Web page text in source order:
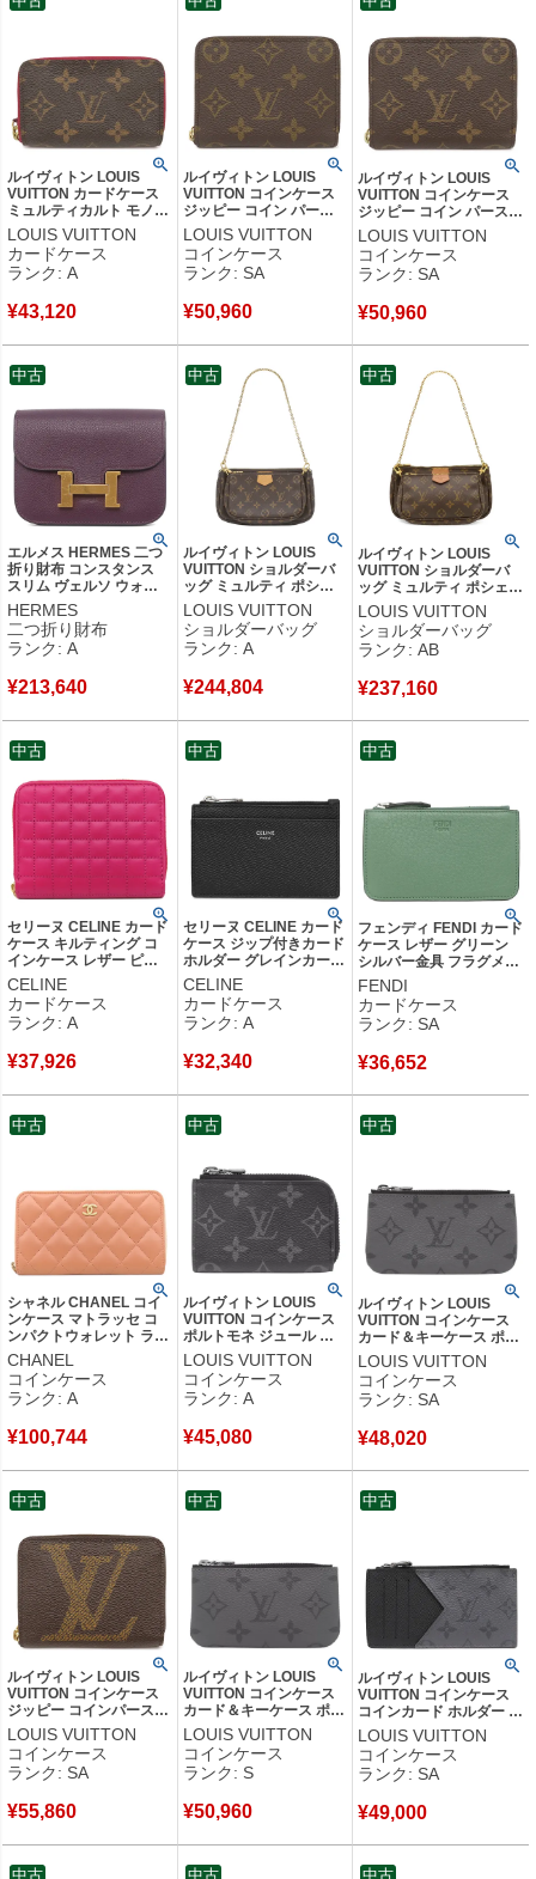
ルイヴィトン LOUIS
VUITTON カードケース
ミュルティカルト モノグ
ラムキャンバス フューシ
ャ ゴールド金具 茶 名刺
入れ コインケース
M61299 SP4145 【中
LOUIS VUITTON
カードケース
ランク: A
¥43,120
ルイヴィトン LOUIS
VUITTON コインケース
ジッピー コイン パース
モノグラムキャンバス モ
ノグラム ゴールド金具
小銭入れ コンパクト財布
M60067 RFID 【箱】
LOUIS VUITTON
コインケース
ランク: SA
¥50,960
ルイヴィトン LOUIS
VUITTON コインケース
ジッピー コイン パース
モノグラムキャンバス モ
ノグラム ゴールド金具 小
銭入れ コンパクト財布
M60067 SN0149 【箱】
LOUIS VUITTON
コインケース
ランク: SA
¥50,960
エルメス HERMES 二つ
折り財布 コンスタンス
スリム ヴェルソ ウォレ
ット エバーカラー カシ
ス×ブルーロイヤル ゴー
ルド金具 U 【中古】中古
美品
HERMES
二つ折り財布
ランク: A
¥213,640
中古
ルイヴィトン LOUIS
VUITTON ショルダーバ
ッグ ミュルティ ポシェ
ット アクセソワール モ
ノグラムキャンバス ロー
ズクレール ゴールド金具
M44840 SN4210 【保存
LOUIS VUITTON
ショルダーバッグ
ランク: A
¥244,804
中古
ルイヴィトン LOUIS
VUITTON ショルダーバ
ッグ ミュルティ ポシェッ
ト アクセソワール モノグ
ラムキャンバス カーキ ゴ
ールド金具 ポーチ
M44813 MB2270 【中
LOUIS VUITTON
ショルダーバッグ
ランク: AB
¥237,160
中古
セリーヌ CELINE カード
ケース キルティング コ
インケース レザー ピン
ク ゴールド金具 コイン
ケース フラグメントケー
ス 【中古】中古美品
CELINE
カードケース
ランク: A
¥37,926
中古
セリーヌ CELINE カード
ケース ジップ付きカード
ホルダー グレインカーフ
レザー ブラック シルバ
ー金具 黒 コインケース
フラグメントケース 【中
古】中古美品
CELINE
カードケース
ランク: A
¥32,340
中古
フェンディ FENDI カード
ケース レザー グリーン
シルバー金具 フラグメン
トケース コインケース
8AP161 【箱】 【中古】
新品同様品
FENDI
カードケース
ランク: SA
¥36,652
中古
シャネル CHANEL コイ
ンケース マトラッセ コ
ンパクトウォレット ラム
スキン サーモンピンク
ゴールド金具 ミニ財布
A80481 25****** 【箱】
【中古】中古美品
CHANEL
コインケース
ランク: A
¥100,744
中古
ルイヴィトン LOUIS
VUITTON コインケース
ポルトモネ ジュール モ
ノグラムエクリプス モノ
グラムエクリプス シルバ
ー金具 グレー 小銭入れ
M63536 RFID 【中古】
LOUIS VUITTON
コインケース
ランク: A
¥45,080
中古
ルイヴィトン LOUIS
VUITTON コインケース
カード＆キーケース ポシ
ェット クレ モノグラムエ
クリプス モノグラムエク
リプスリバースキャンバ
ス モノグラムエクリプス
袋】 【中古】新品同様品
LOUIS VUITTON
コインケース
ランク: SA
¥48,020
中古
ルイヴィトン LOUIS
VUITTON コインケース
ジッピー コインパース
レザー モノグラムジャイ
アントキャンバス モノグ
ラム ゴールド金具 茶 小
銭入れ カード入れ
【中古】新品同様品
LOUIS VUITTON
コインケース
ランク: SA
¥55,860
中古
ルイヴィトン LOUIS
VUITTON コインケース
カード＆キーケース ポシ
ェット クレ モノグラム
エクリプス モノグラムエ
クリプスリバースキャン
バス モノグラムエクリプ
CT5205 【箱】 【中古】
LOUIS VUITTON
コインケース
ランク: S
¥50,960
中古
ルイヴィトン LOUIS
VUITTON コインケース
コインカード ホルダー モ
ノグラムエクリプス モノ
グラムエクリプスリバー
スキャンバス ブラック×
グレー シルバー金具 フラ
RFID 【中古】新品同様
LOUIS VUITTON
コインケース
ランク: SA
¥49,000
中古
中古 中古 中古